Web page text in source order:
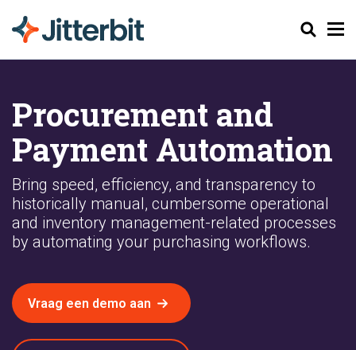
Zoeken
Procurement and
Payment Automation
Bring speed, efficiency, and transparency to
historically manual, cumbersome operational
and inventory management-related processes
by automating your purchasing workflows.
Vraag een demo aan